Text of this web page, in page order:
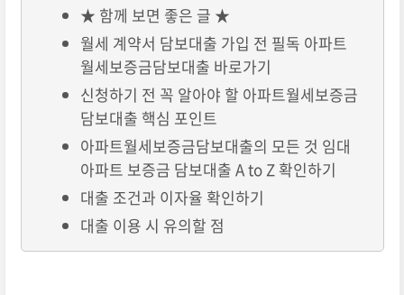
★ 함께 보면 좋은 글 ★
월세 계약서 담보대출 가입 전 필독 아파트
월세보증금담보대출 바로가기
신청하기 전 꼭 알아야 할 아파트월세보증금
담보대출 핵심 포인트
아파트월세보증금담보대출의 모든 것 임대
아파트 보증금 담보대출 A to Z 확인하기
대출 조건과 이자율 확인하기
대출 이용 시 유의할 점